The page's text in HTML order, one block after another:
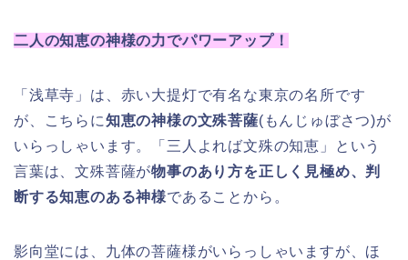
二人の知恵の神様の力でパワーアップ！
「浅草寺」は、赤い大提灯で有名な東京の名所です
が、こちらに知恵の神様の文殊菩薩(もんじゅぼさつ)が
いらっしゃいます。「三人よれば文殊の知恵」という
言葉は、文殊菩薩が物事のあり方を正しく見極め、判
断する知恵のある神様であることから。
影向堂には、九体の菩薩様がいらっしゃいますが、ほ